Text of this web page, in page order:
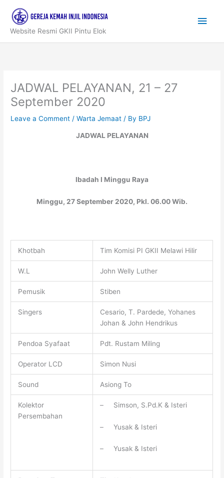
content
Website Resmi GKII Pintu Elok
Main
JADWAL PELAYANAN, 21 – 27
September 2020
Leave a Comment /Warta Jemaat / By BPJ
JADWAL PELAYANAN
Ibadah I Minggu Raya
Minggu, 27 September 2020, Pkl. 06.00 Wib.
Khotbah Tim Komisi PI GKII Melawi Hilir
W.L John Welly Luther
Pemusik Stiben
Singers
Cesario, T. Pardede, Yohanes
Johan & John Hendrikus
Pendoa Syafaat Pdt. Rustam Miling
Operator LCD Simon Nusi
Sound Asiong To
Kolektor
Persembahan
– Simson, S.Pd.K & Isteri
– Yusak & Isteri
– Yusak & Isteri